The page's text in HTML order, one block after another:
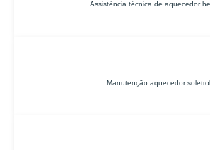
Assistência técnica de aquecedor
Manutenção aquecedor soletrol